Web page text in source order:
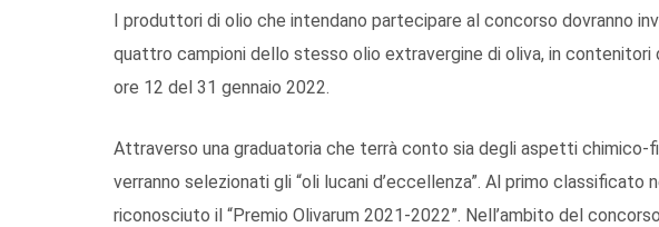
I produttori di olio che intendano partecipare al concorso dovranno
quattro campioni dello stesso olio extravergine di oliva, in contenitori
ore 12 del 31 gennaio 2022.
Attraverso una graduatoria che terrà conto sia degli aspetti chimico-
verranno selezionati gli “oli lucani d’eccellenza”. Al primo classificato
riconosciuto il “Premio Olivarum 2021-2022”. Nell’ambito del